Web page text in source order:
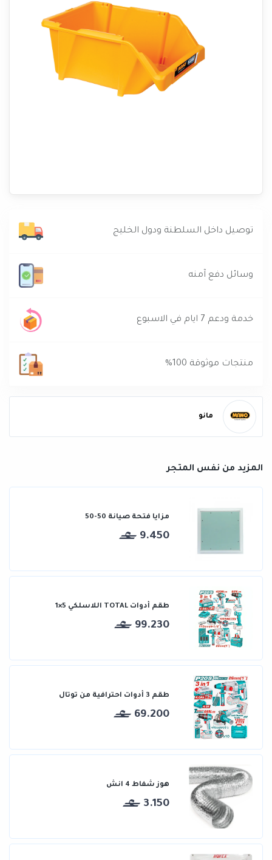
توصيل داخل السلطنة ودول الخليج
وسائل دفع آمنه
خدمة ودعم 7 ايام في الاسبوع
منتجات موثوقة 100%
مانو
المزيد من نفس المتجر
مزايا فتحة صيانة 50-50
9.450
طقم أدوات TOTAL اللاسلكي 5×1
99.230
طقم 3 أدوات احترافية من توتال
69.200
هوز شفاط 4 انش
3.150